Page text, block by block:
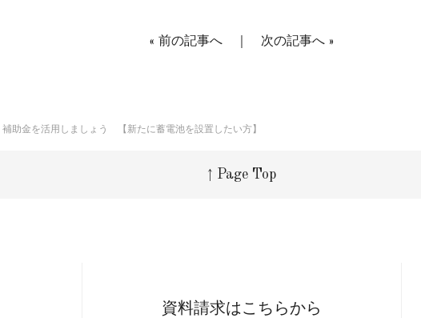
« 前の記事へ 次の記事へ »
補助金を活用しましょう 【新たに蓄電池を設置したい方】
↑ Page Top
資料請求はこちらから